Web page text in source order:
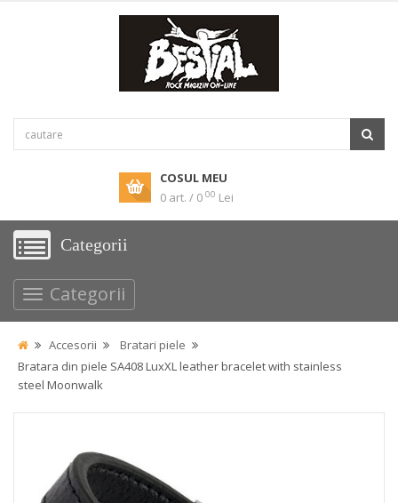
COSUL MEU
0 art. / 0 00 Lei
Categorii
Categorii
Accesorii
Bratari piele
Bratara din piele SA408 LuxXL leather bracelet with stainless
steel Moonwalk